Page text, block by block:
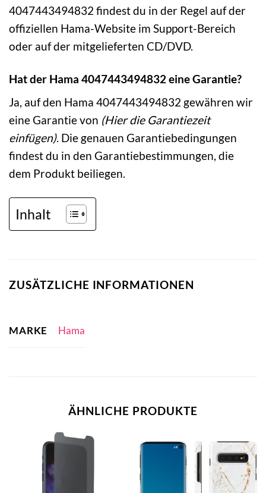
4047443494832 findest du in der Regel auf der
offiziellen Hama-Website im Support-Bereich
oder auf der mitgelieferten CD/DVD.
Hat der Hama 4047443494832 eine Garantie?
Ja, auf den Hama 4047443494832 gewähren wir
eine Garantie von (Hier die Garantiezeit
einfügen). Die genauen Garantiebedingungen
findest du in den Garantiebestimmungen, die
dem Produkt beiliegen.
Inhalt
ZUSÄTZLICHE INFORMATIONEN
MARKE Hama
ÄHNLICHE PRODUKTE